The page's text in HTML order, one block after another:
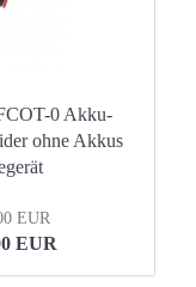
0 Akku-
ohne Akkus
EUR
EUR